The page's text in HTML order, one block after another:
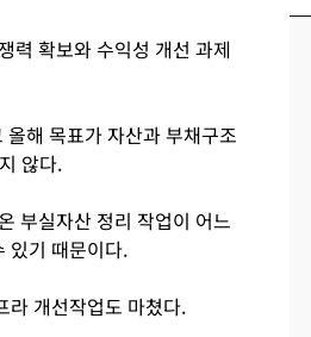
력 확보와 수익성 개선 과제
해 목표가 자산과 부채구조
않다.
부실자산 정리 작업이 어느
있기 때문이다.
라 개선작업도 마쳤다.